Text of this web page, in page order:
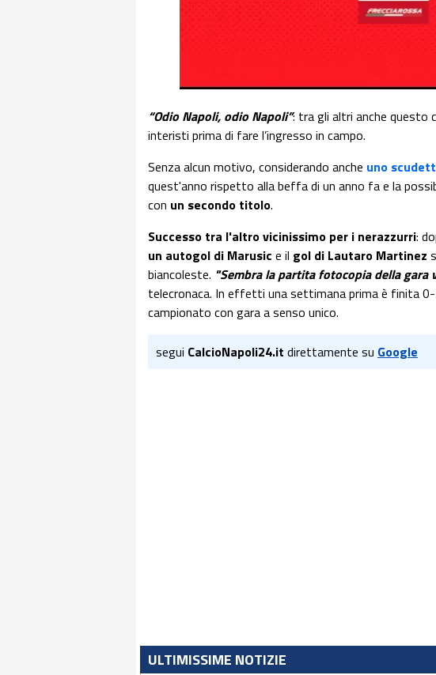
“Odio Napoli, odio Napoli”: tra gli altri anche
interisti prima di fare l’ingresso in campo.
Senza alcun motivo, considerando anche uno
quest'anno rispetto alla beffa di un anno fa e la
con un secondo titolo.
Successo tra l'altro vicinissimo per i nerazzurri:
un autogol di Marusic e il gol di Lautaro Martinez
biancoleste. "Sembra la partita fotocopia della gara
telecronaca. In effetti una settimana prima è finita
campionato con gara a senso unico.
segui CalcioNapoli24.it direttamente su Google
ULTIMISSIME NOTIZIE